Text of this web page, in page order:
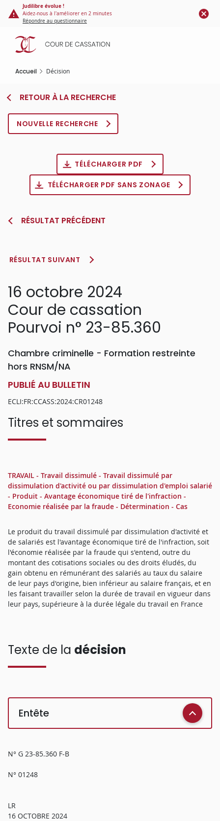
Panneau de gestion des cookies
contenu
principal
Judilibre évolue !
Aidez-nous à l'améliorer en 2 minutes
Répondre au questionnaire
Accueil Décision
RETOUR À LA RECHERCHE
NOUVELLE RECHERCHE
TÉLÉCHARGER PDF
TÉLÉCHARGER PDF SANS ZONAGE
RÉSULTAT PRÉCÉDENT
RÉSULTAT SUIVANT
16 octobre 2024
Cour de cassation
Pourvoi n° 23-85.360
Chambre criminelle - Formation restreinte
hors RNSM/NA
PUBLIÉ AU BULLETIN
ECLI:FR:CCASS:2024:CR01248
Titres et sommaires
TRAVAIL - Travail dissimulé - Travail dissimulé par
dissimulation d'activité ou par dissimulation d'emploi salarié
- Produit - Avantage économique tiré de l'infraction -
Economie réalisée par la fraude - Détermination - Cas
Le produit du travail dissimulé par dissimulation d'activité et
de salariés est l'avantage économique tiré de l'infraction, soit
l'économie réalisée par la fraude qui s'entend, outre du
montant des cotisations sociales ou des droits éludés, du
gain obtenu en rémunérant des salariés au taux du salaire
de leur pays d'origine, bien inférieur au salaire français, et en
les faisant travailler selon la durée de travail en vigueur dans
leur pays, supérieure à la durée légale du travail en France
Texte de la décision
Entête
N° G 23-85.360 F-B
N° 01248
LR
16 OCTOBRE 2024